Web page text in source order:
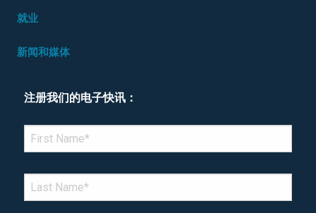
就业
新闻和媒体
注册我们的电子快讯：
*Denotes required field
FIRST NAME
LAST NAME*